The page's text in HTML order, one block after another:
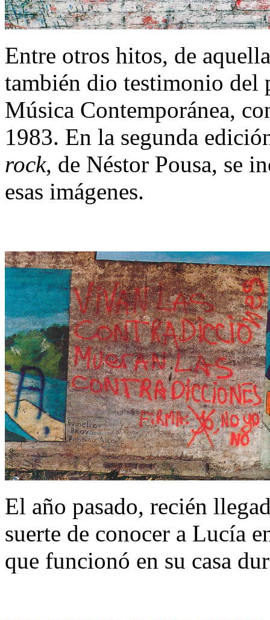
Entre otros hitos, de
también dio testimonio del
Música Contemporánea,
1983. En la segunda
rock, de Néstor Pousa, se
esas imágenes.
El año pasado, recién
suerte de conocer a Lucía
que funcionó en su casa